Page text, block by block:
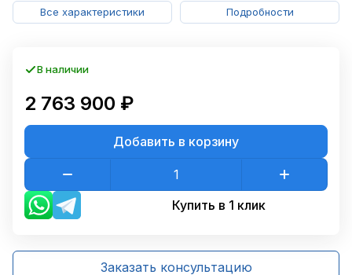
Все характеристики Подробности
В наличии
2 763 900 ₽
Добавить в корзину
Купить в 1 клик
Заказать консультацию